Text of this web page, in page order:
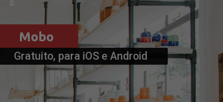
Gratuito, para iOS e Android